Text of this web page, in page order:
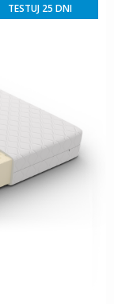
TESTUJ 25 DNI